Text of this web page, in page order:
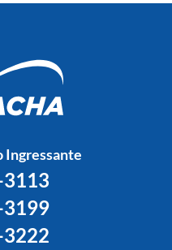
Ingressante